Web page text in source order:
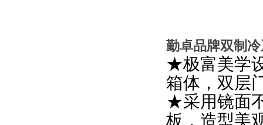
勤卓品牌双制
★极富美学
箱体，双层
★采用镜面
板，造型美